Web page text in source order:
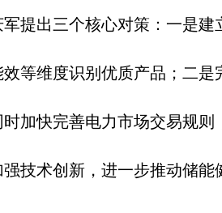
提出三个核心对策：一是
等维度识别优质产品；二
加快完善电力市场交易规
技术创新，进一步推动储能